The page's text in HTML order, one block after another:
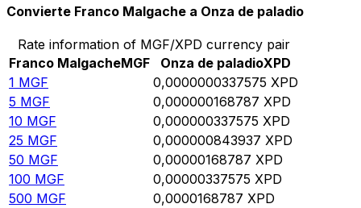
Convierte Franco Malgache a Onza de paladio
Rate information of MGF/XPD currency pair
Franco MalgacheMGF Onza de paladioXPD
1 MGF 0,0000000337575 XPD
5 MGF 0,000000168787 XPD
10 MGF 0,000000337575 XPD
25 MGF 0,000000843937 XPD
50 MGF 0,00000168787 XPD
100 MGF 0,00000337575 XPD
500 MGF 0,0000168787 XPD